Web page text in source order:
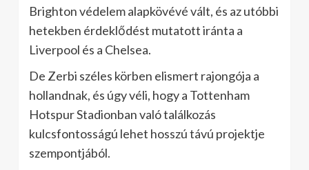
Brighton védelem alapkövévé vált, és az utóbbi
hetekben érdeklődést mutatott iránta a
Liverpool és a Chelsea.
De Zerbi széles körben elismert rajongója a
hollandnak, és úgy véli, hogy a Tottenham
Hotspur Stadionban való találkozás
kulcsfontosságú lehet hosszú távú projektje
szempontjából.